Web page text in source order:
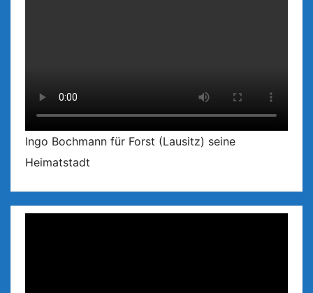
Ingo Bochmann für Forst (Lausitz) seine
Heimatstadt